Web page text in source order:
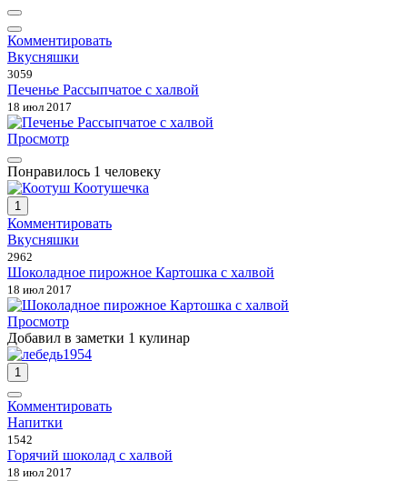
Комментировать
Вкусняшки
3059
Печенье Рассыпчатое с халвой
18 июл 2017
Просмотр
Понравилось 1 человеку
1
Комментировать
Вкусняшки
2962
Шоколадное пирожное Картошка с халвой
18 июл 2017
Просмотр
Добавил в заметки 1 кулинар
1
Комментировать
Напитки
1542
Горячий шоколад с халвой
18 июл 2017